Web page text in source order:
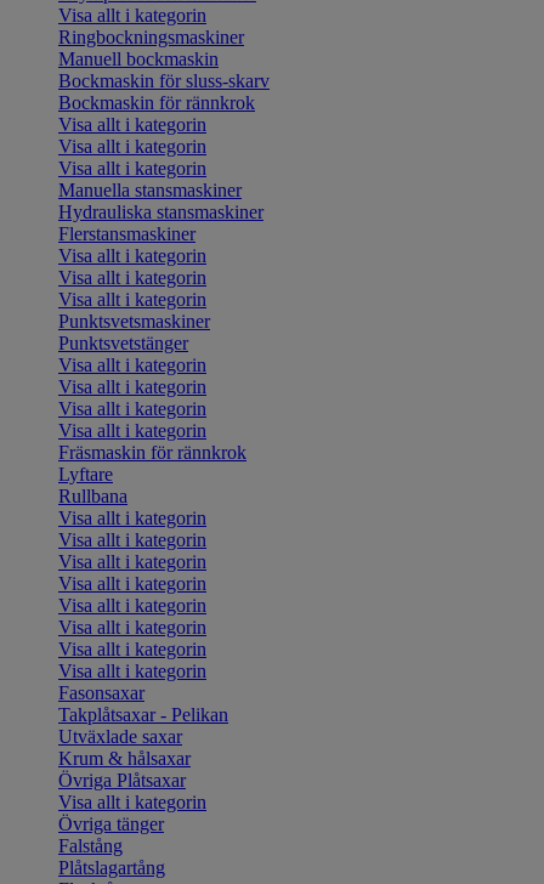
Visa allt i kategorin
Ringbockningsmaskiner
Manuell bockmaskin
Bockmaskin för sluss-skarv
Bockmaskin för rännkrok
Visa allt i kategorin
Visa allt i kategorin
Visa allt i kategorin
Manuella stansmaskiner
Hydrauliska stansmaskiner
Flerstansmaskiner
Visa allt i kategorin
Visa allt i kategorin
Visa allt i kategorin
Punktsvetsmaskiner
Punktsvetstänger
Visa allt i kategorin
Visa allt i kategorin
Visa allt i kategorin
Visa allt i kategorin
Fräsmaskin för rännkrok
Lyftare
Rullbana
Visa allt i kategorin
Visa allt i kategorin
Visa allt i kategorin
Visa allt i kategorin
Visa allt i kategorin
Visa allt i kategorin
Visa allt i kategorin
Visa allt i kategorin
Fasonsaxar
Takplåtsaxar - Pelikan
Utväxlade saxar
Krum & hålsaxar
Övriga Plåtsaxar
Visa allt i kategorin
Övriga tänger
Falstång
Plåtslagartång